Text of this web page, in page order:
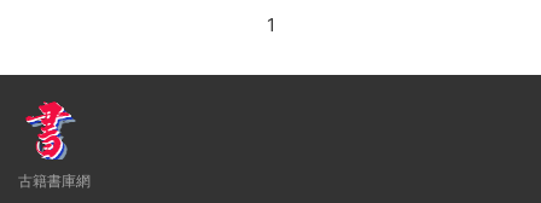
1
古籍書庫網